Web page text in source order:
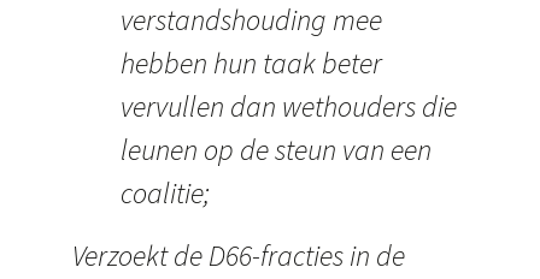
verstandshouding mee
hebben hun taak beter
vervullen dan wethouders die
leunen op de steun van een
coalitie;
Verzoekt de D66-fracties in de